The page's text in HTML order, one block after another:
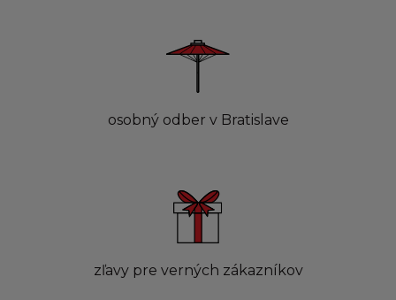
osobný odber v Bratislave
zľavy pre verných zákazníkov